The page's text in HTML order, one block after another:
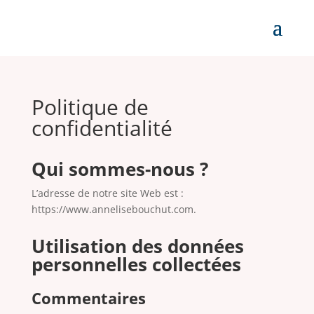
Politique de
confidentialité
Qui sommes-nous ?
L’adresse de notre site Web est :
https://www.annelisebouchut.com.
Utilisation des données
personnelles collectées
Commentaires